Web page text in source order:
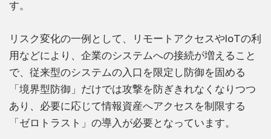
す。
リスク変化の一例として、リモートアクセスやIoTの利
用などにより、企業のシステムへの接続が増えること
で、従来型のシステムの入口を限定し防御を固める
「境界型防御」だけでは攻撃を防ぎきれなくなりつつ
あり、必要に応じて情報資産へアクセスを制限する
「ゼロトラスト」の導入が必要となっています。